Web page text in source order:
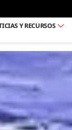
Y RECURSOS